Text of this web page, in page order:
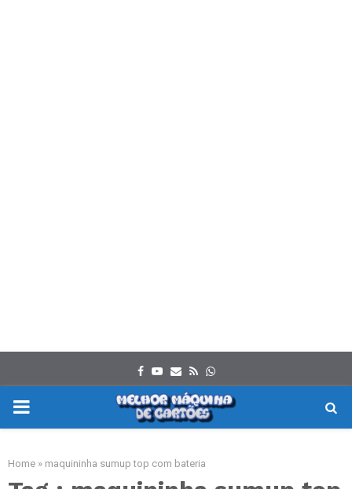
Facebook
Youtube
Email
RssWhatsapp
PRIMARY
Home » maquininha sumup top com bateria